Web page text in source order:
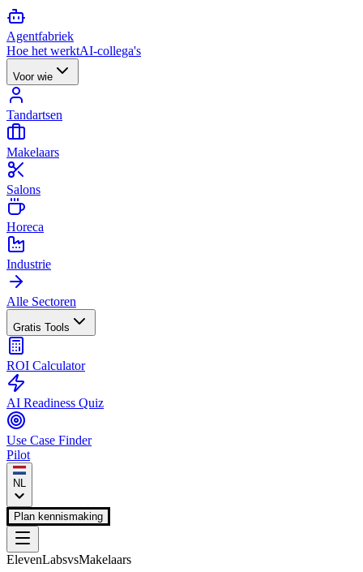
Agentfabriek
Hoe het werktAI-collega's
Voor wie
Tandartsen
Makelaars
Salons
Horeca
Industrie
Alle Sectoren
Gratis Tools
ROI Calculator
AI Readiness Quiz
Use Case Finder
Pilot
NL
Plan kennismaking
ElevenLabsvsMakelaars